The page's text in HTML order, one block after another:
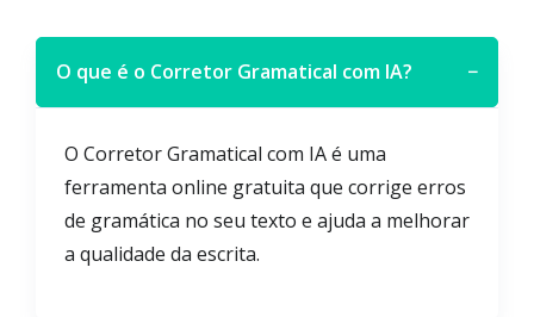
O que é o Corretor Gramatical com IA? −
O Corretor Gramatical com IA é uma
ferramenta online gratuita que corrige erros
de gramática no seu texto e ajuda a melhorar
a qualidade da escrita.